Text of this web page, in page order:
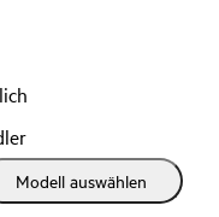
die Bereitstellung
der Leistung
Modell auswählen